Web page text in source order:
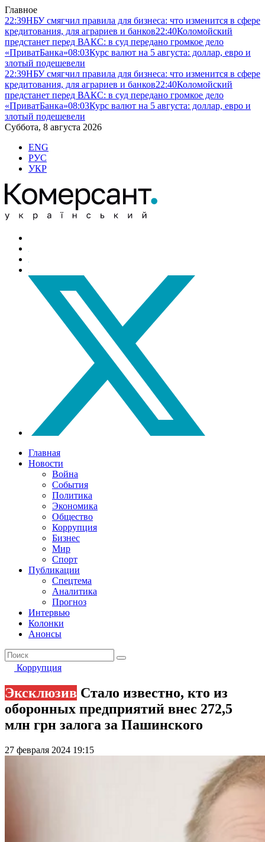
Главное
22:39НБУ смягчил правила для бизнеса: что изменится в сфере
кредитования, для аграриев и банков22:40Коломойский
предстанет перед ВАКС: в суд передано громкое дело
«ПриватБанка»08:03Курс валют на 5 августа: доллар, евро и
злотый подешевели
22:39НБУ смягчил правила для бизнеса: что изменится в сфере
кредитования, для аграриев и банков22:40Коломойский
предстанет перед ВАКС: в суд передано громкое дело
«ПриватБанка»08:03Курс валют на 5 августа: доллар, евро и
злотый подешевели
Суббота, 8 августа 2026
ENG
РУС
УКР
Главная
Новости
Война
События
Политика
Экономика
Общество
Коррупция
Бизнес
Мир
Спорт
Публикации
Спецтема
Аналитика
Прогноз
Интервью
Колонки
Анонсы
Коррупция
Эксклюзив Стало известно, кто из
оборонных предприятий внес 272,5
млн грн залога за Пашинского
27 февраля 2024 19:15